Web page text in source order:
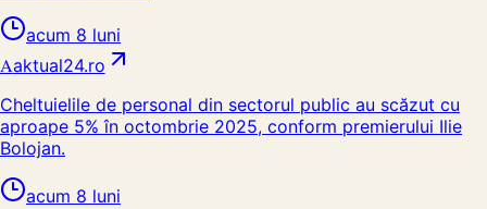
acum 8 luni
Aaktual24.ro
Cheltuielile de personal din sectorul public au scăzut cu
aproape 5% în octombrie 2025, conform premierului Ilie
Bolojan.
acum 8 luni